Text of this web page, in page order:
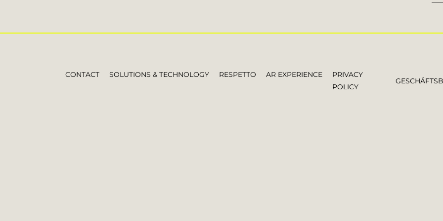
AR EXPERIENCE
RESPETTO
SOLUTIONS & TECHNOLOGY
CONTACT
PRIVACY
POLICY